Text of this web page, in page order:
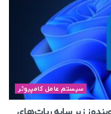
سیستم عامل کامپیوتر